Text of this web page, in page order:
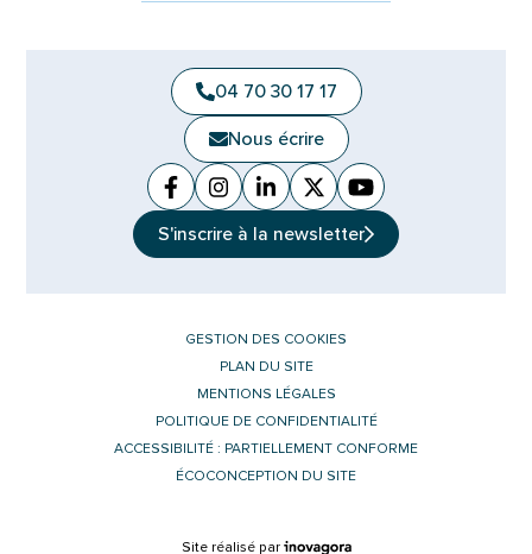
04 70 30 17 17
Nous écrire
Facebook
(ouverture dans un nouvel onglet)
Instagram
(ouverture dans un nouvel
Linkedin
(ouverture dans un nouvel
X (Twitter)
(ouverture dans un
YouTube
(ouverture dans
S'inscrire à la newsletter
GESTION DES COOKIES
PLAN DU SITE
MENTIONS LÉGALES
POLITIQUE DE CONFIDENTIALITÉ
ACCESSIBILITÉ : PARTIELLEMENT CONFORME
ÉCOCONCEPTION DU SITE
Site réalisé par Inovagora (ouverture dans un nouvel